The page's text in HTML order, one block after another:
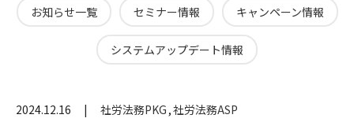
お知らせ一覧 セミナー情報 キャンペーン情報
システムアップデート情報
2024.12.16 社労法務PKG 社労法務ASP